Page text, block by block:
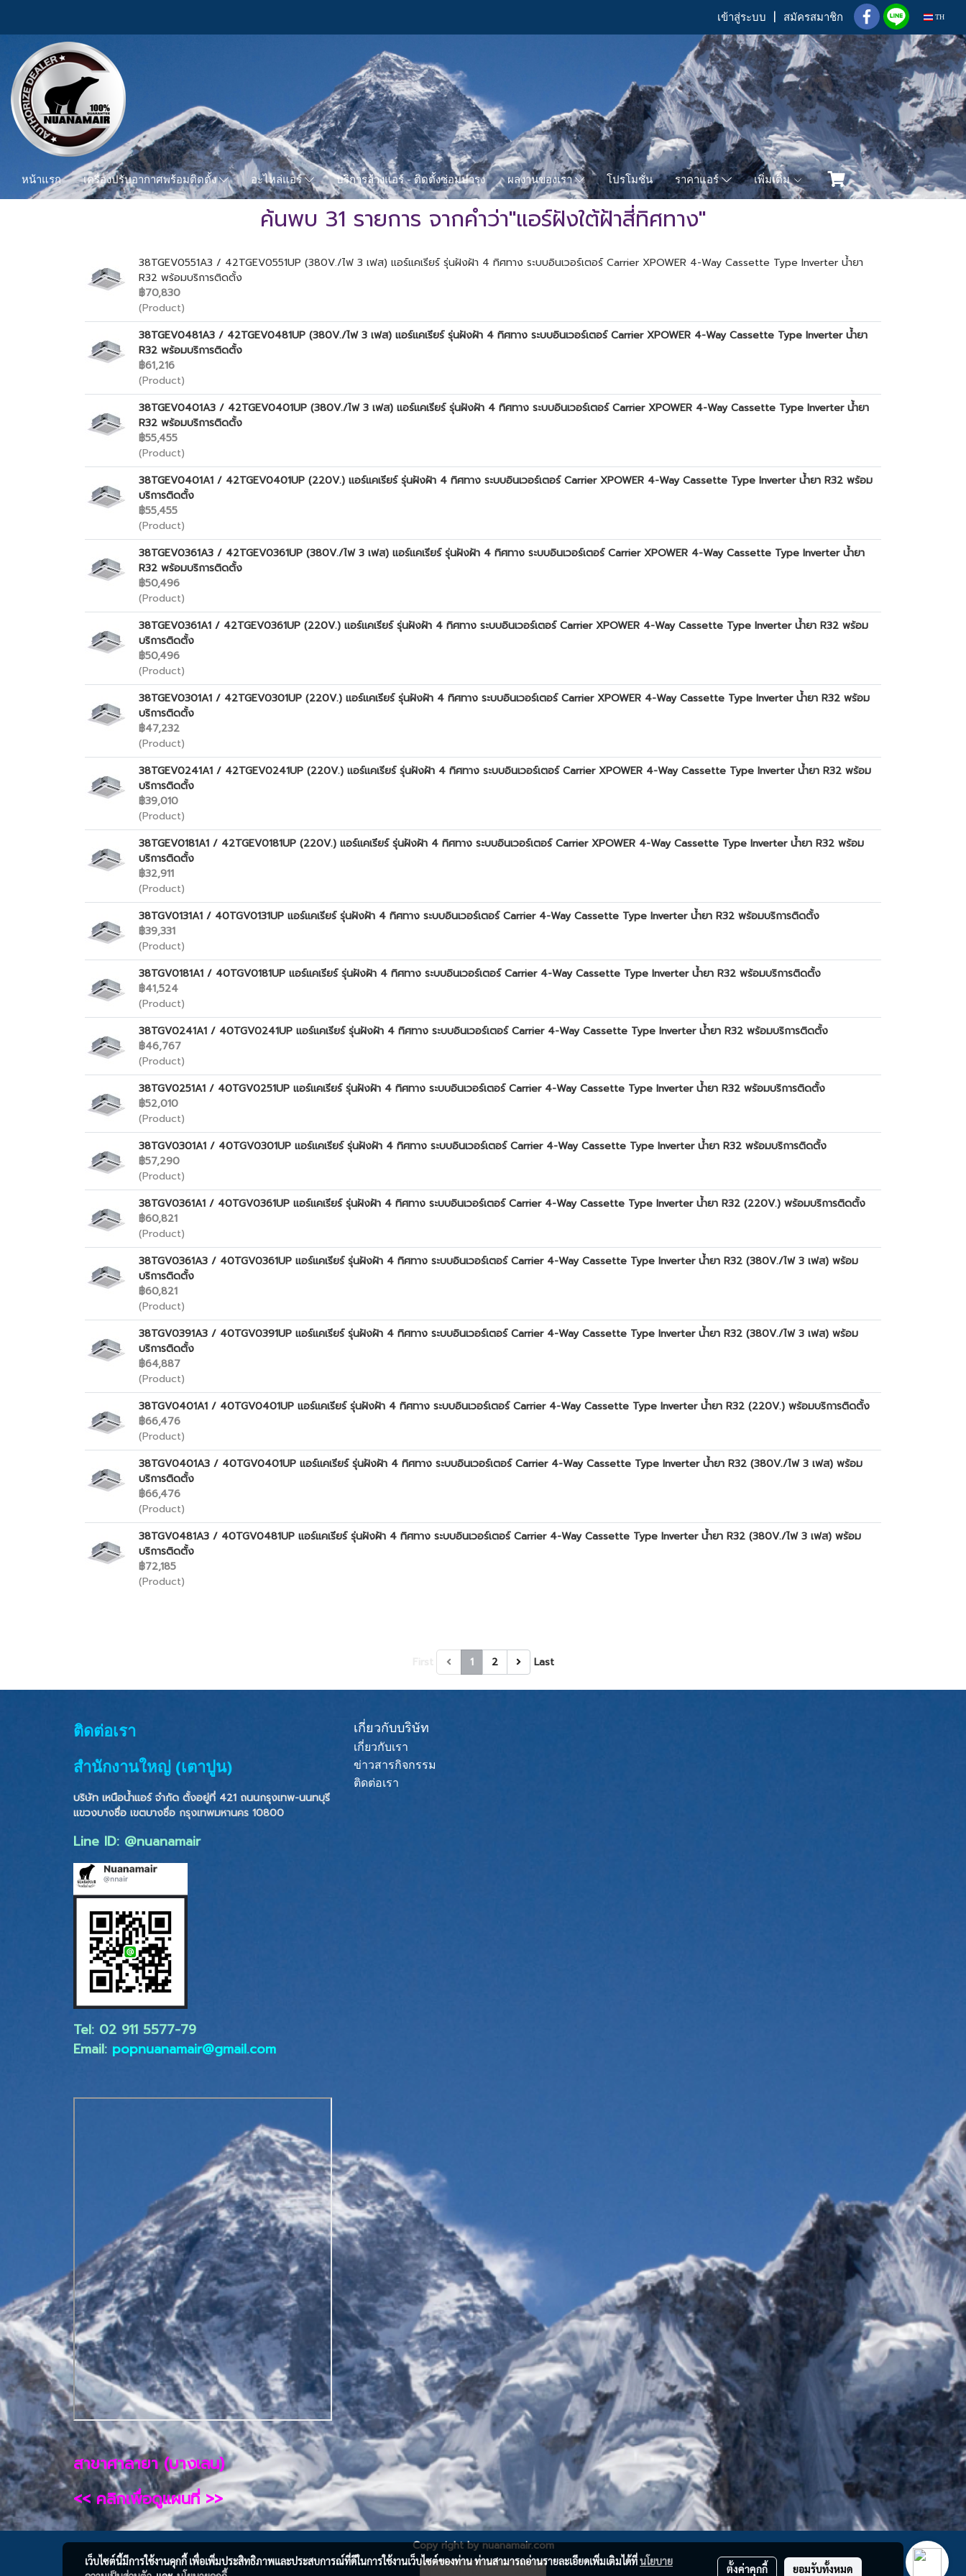
เข้าสู่ระบบ สมัครสมาชิก TH
หน้าแรก เครื่องปรับอากาศพร้อมติดตั้ง อะไหล่แอร์ บริการล้างแอร์ - ติดตั้งซ่อมบำรุง ผลงานของเรา โปรโมชั่น ราคาแอร์ เพิ่มเติม
ค้นพบ 31 รายการ จากคำว่า"แอร์ฝังใต้ฝ้าสี่ทิศทาง"
38TGEV0551A3 / 42TGEV0551UP (380V./ไฟ 3 เฟส) แอร์แคเรียร์ รุ่นฝังฝ้า 4 ทิศทาง ระบบอินเวอร์เตอร์ Carrier XPOWER 4-Way Cassette Type Inverter น้ำยา
R32 พร้อมบริการติดตั้ง
฿70,830
(Product)
38TGEV0481A3 / 42TGEV0481UP (380V./ไฟ 3 เฟส) แอร์แคเรียร์ รุ่นฝังฝ้า 4 ทิศทาง ระบบอินเวอร์เตอร์ Carrier XPOWER 4-Way Cassette Type Inverter น้ำยา
R32 พร้อมบริการติดตั้ง
฿61,216
(Product)
38TGEV0401A3 / 42TGEV0401UP (380V./ไฟ 3 เฟส) แอร์แคเรียร์ รุ่นฝังฝ้า 4 ทิศทาง ระบบอินเวอร์เตอร์ Carrier XPOWER 4-Way Cassette Type Inverter น้ำยา
R32 พร้อมบริการติดตั้ง
฿55,455
(Product)
38TGEV0401A1 / 42TGEV0401UP (220V.) แอร์แคเรียร์ รุ่นฝังฝ้า 4 ทิศทาง ระบบอินเวอร์เตอร์ Carrier XPOWER 4-Way Cassette Type Inverter น้ำยา R32 พร้อม
บริการติดตั้ง
฿55,455
(Product)
38TGEV0361A3 / 42TGEV0361UP (380V./ไฟ 3 เฟส) แอร์แคเรียร์ รุ่นฝังฝ้า 4 ทิศทาง ระบบอินเวอร์เตอร์ Carrier XPOWER 4-Way Cassette Type Inverter น้ำยา
R32 พร้อมบริการติดตั้ง
฿50,496
(Product)
38TGEV0361A1 / 42TGEV0361UP (220V.) แอร์แคเรียร์ รุ่นฝังฝ้า 4 ทิศทาง ระบบอินเวอร์เตอร์ Carrier XPOWER 4-Way Cassette Type Inverter น้ำยา R32 พร้อม
บริการติดตั้ง
฿50,496
(Product)
38TGEV0301A1 / 42TGEV0301UP (220V.) แอร์แคเรียร์ รุ่นฝังฝ้า 4 ทิศทาง ระบบอินเวอร์เตอร์ Carrier XPOWER 4-Way Cassette Type Inverter น้ำยา R32 พร้อม
บริการติดตั้ง
฿47,232
(Product)
38TGEV0241A1 / 42TGEV0241UP (220V.) แอร์แคเรียร์ รุ่นฝังฝ้า 4 ทิศทาง ระบบอินเวอร์เตอร์ Carrier XPOWER 4-Way Cassette Type Inverter น้ำยา R32 พร้อม
บริการติดตั้ง
฿39,010
(Product)
38TGEV0181A1 / 42TGEV0181UP (220V.) แอร์แคเรียร์ รุ่นฝังฝ้า 4 ทิศทาง ระบบอินเวอร์เตอร์ Carrier XPOWER 4-Way Cassette Type Inverter น้ำยา R32 พร้อม
บริการติดตั้ง
฿32,911
(Product)
38TGV0131A1 / 40TGV0131UP แอร์แคเรียร์ รุ่นฝังฝ้า 4 ทิศทาง ระบบอินเวอร์เตอร์ Carrier 4-Way Cassette Type Inverter น้ำยา R32 พร้อมบริการติดตั้ง
฿39,331
(Product)
38TGV0181A1 / 40TGV0181UP แอร์แคเรียร์ รุ่นฝังฝ้า 4 ทิศทาง ระบบอินเวอร์เตอร์ Carrier 4-Way Cassette Type Inverter น้ำยา R32 พร้อมบริการติดตั้ง
฿41,524
(Product)
38TGV0241A1 / 40TGV0241UP แอร์แคเรียร์ รุ่นฝังฝ้า 4 ทิศทาง ระบบอินเวอร์เตอร์ Carrier 4-Way Cassette Type Inverter น้ำยา R32 พร้อมบริการติดตั้ง
฿46,767
(Product)
38TGV0251A1 / 40TGV0251UP แอร์แคเรียร์ รุ่นฝังฝ้า 4 ทิศทาง ระบบอินเวอร์เตอร์ Carrier 4-Way Cassette Type Inverter น้ำยา R32 พร้อมบริการติดตั้ง
฿52,010
(Product)
38TGV0301A1 / 40TGV0301UP แอร์แคเรียร์ รุ่นฝังฝ้า 4 ทิศทาง ระบบอินเวอร์เตอร์ Carrier 4-Way Cassette Type Inverter น้ำยา R32 พร้อมบริการติดตั้ง
฿57,290
(Product)
38TGV0361A1 / 40TGV0361UP แอร์แคเรียร์ รุ่นฝังฝ้า 4 ทิศทาง ระบบอินเวอร์เตอร์ Carrier 4-Way Cassette Type Inverter น้ำยา R32 (220V.) พร้อมบริการติดตั้ง
฿60,821
(Product)
38TGV0361A3 / 40TGV0361UP แอร์แคเรียร์ รุ่นฝังฝ้า 4 ทิศทาง ระบบอินเวอร์เตอร์ Carrier 4-Way Cassette Type Inverter น้ำยา R32 (380V./ไฟ 3 เฟส) พร้อม
บริการติดตั้ง
฿60,821
(Product)
38TGV0391A3 / 40TGV0391UP แอร์แคเรียร์ รุ่นฝังฝ้า 4 ทิศทาง ระบบอินเวอร์เตอร์ Carrier 4-Way Cassette Type Inverter น้ำยา R32 (380V./ไฟ 3 เฟส) พร้อม
บริการติดตั้ง
฿64,887
(Product)
38TGV0401A1 / 40TGV0401UP แอร์แคเรียร์ รุ่นฝังฝ้า 4 ทิศทาง ระบบอินเวอร์เตอร์ Carrier 4-Way Cassette Type Inverter น้ำยา R32 (220V.) พร้อมบริการติดตั้ง
฿66,476
(Product)
38TGV0401A3 / 40TGV0401UP แอร์แคเรียร์ รุ่นฝังฝ้า 4 ทิศทาง ระบบอินเวอร์เตอร์ Carrier 4-Way Cassette Type Inverter น้ำยา R32 (380V./ไฟ 3 เฟส) พร้อม
บริการติดตั้ง
฿66,476
(Product)
38TGV0481A3 / 40TGV0481UP แอร์แคเรียร์ รุ่นฝังฝ้า 4 ทิศทาง ระบบอินเวอร์เตอร์ Carrier 4-Way Cassette Type Inverter น้ำยา R32 (380V./ไฟ 3 เฟส) พร้อม
บริการติดตั้ง
฿72,185
(Product)
1 2 Last
ติดต่อเรา
สำนักงานใหญ่ (เตาปูน)
บริษัท เหนือน้ำแอร์ จำกัด ตั้งอยู่ที่ 421 ถนนกรุงเทพ-นนทบุรี
แขวงบางซื่อ เขตบางซื่อ กรุงเทพมหานคร 10800
Line ID: @nuanamair
Tel: 02 ​911 5577-79
Email: popnuanamair@gmail.com
สาขาศาลายา (บางเลน)
<< คลิกเพื่อดูแผนที่ >>
เกี่ยวกับบริษัท
เกี่ยวกับเรา
ข่าวสารกิจกรรม
ติดต่อเรา
Copy right by nuanamair.com
ผู้เข้าชมวันนี้ 2,968
เว็บไซต์นี้มีการใช้งานคุกกี้ เพื่อเพิ่มประสิทธิภาพและประสบการณ์ที่ดีในการใช้งานเว็บไซต์ของท่าน ท่านสามารถอ่านรายละเอียดเพิ่มเติมได้ที่นโยบาย
ตั้งค่าคุกกี้ ยอมรับทั้งหมด